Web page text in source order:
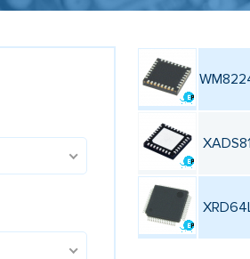
И ТОНКОПЛЕНОЧНЫЕ
ИНСТРУМЕНТОВ
КАТАЛОГ
ПРОИЗВОДИТЕЛЕЙ